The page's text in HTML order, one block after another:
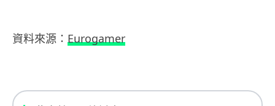
資料來源： Eurogamer